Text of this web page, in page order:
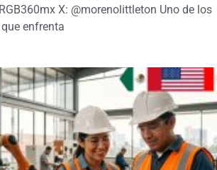
X: @morenolittleton Uno de los
enfrenta